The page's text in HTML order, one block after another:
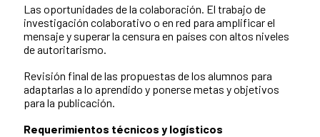
Las oportunidades de la colaboración. El trabajo de
investigación colaborativo o en red para amplificar el
mensaje y superar la censura en países con altos niveles
de autoritarismo.
Revisión final de las propuestas de los alumnos para
adaptarlas a lo aprendido y ponerse metas y objetivos
para la publicación.
Requerimientos técnicos y logísticos